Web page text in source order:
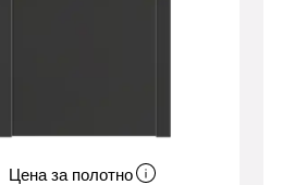
Цена за полотно